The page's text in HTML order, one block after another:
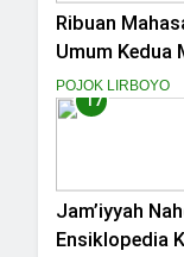
Ribuan
Umum Kedua
POJOK LIRBOYO
17
Jam’iyyah
Ensiklopedia